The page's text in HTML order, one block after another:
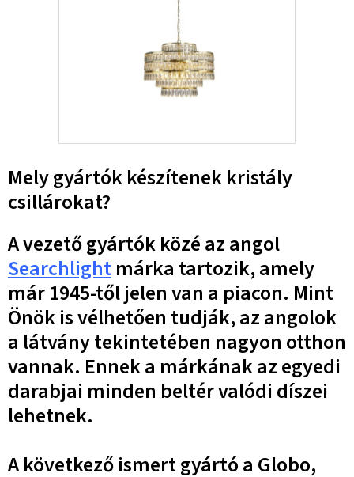
Mely gyártók készítenek kristály
csillárokat?
A vezető gyártók közé az angol
Searchlightmárka tartozik, amely
már 1945-től jelen van a piacon. Mint
Önök is vélhetően tudják, az angolok
a látvány tekintetében nagyon otthon
vannak. Ennek a márkának az egyedi
darabjai minden beltér valódi díszei
lehetnek.
A következő ismert gyártó a Globo,